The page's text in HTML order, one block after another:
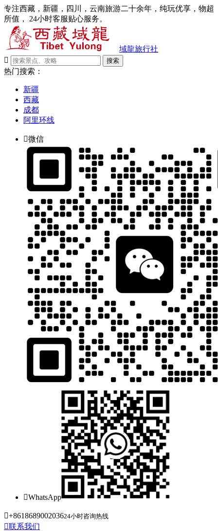
专注西藏，新疆，四川，云南旅游二十余年，纯玩优享，物超
所值， 24小时客服贴心服务。
域龍旅行社

搜索
热门搜索：
新疆
西藏
成都
阿里环线
微信
WhatsApp
+861868900203624小时咨询热线
联系我们